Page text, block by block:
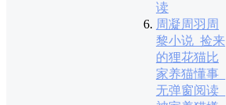
读
周凝周羽周
黎小说_捡来
的狸花猫比
家养猫懂事_
无弹窗阅读_